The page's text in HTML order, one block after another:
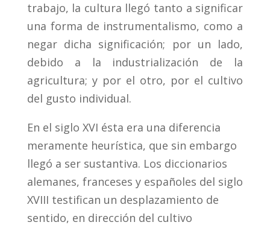
trabajo, la cultura llegó tanto a significar
una forma de instrumentalismo, como a
negar dicha significación; por un lado,
debido a la industrialización de la
agricultura; y por el otro, por el cultivo
del gusto individual.
En el siglo XVI ésta era una diferencia
meramente heurística, que sin embargo
llegó a ser sustantiva. Los diccionarios
alemanes, franceses y españoles del siglo
XVIII testifican un desplazamiento de
sentido, en dirección del cultivo